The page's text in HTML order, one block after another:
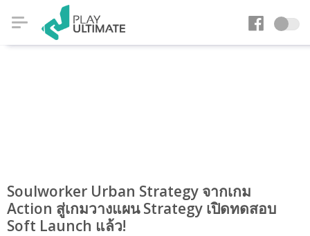
Soulworker Urban Strategy จากเกม
Action สู่เกมวางแผน Strategy เปิดทดสอบ
Soft Launch แล้ว!